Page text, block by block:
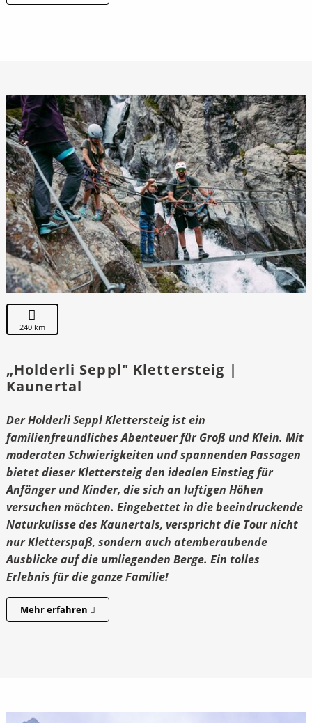
240 km
„Holderli Seppl" Klettersteig |
Kaunertal
Der Holderli Seppl Klettersteig ist ein
familienfreundliches Abenteuer für Groß und Klein. Mit
moderaten Schwierigkeiten und spannenden Passagen
bietet dieser Klettersteig den idealen Einstieg für
Anfänger und Kinder, die sich an luftigen Höhen
versuchen möchten. Eingebettet in die beeindruckende
Naturkulisse des Kaunertals, verspricht die Tour nicht
nur Kletterspaß, sondern auch atemberaubende
Ausblicke auf die umliegenden Berge. Ein tolles
Erlebnis für die ganze Familie!
Mehr erfahren